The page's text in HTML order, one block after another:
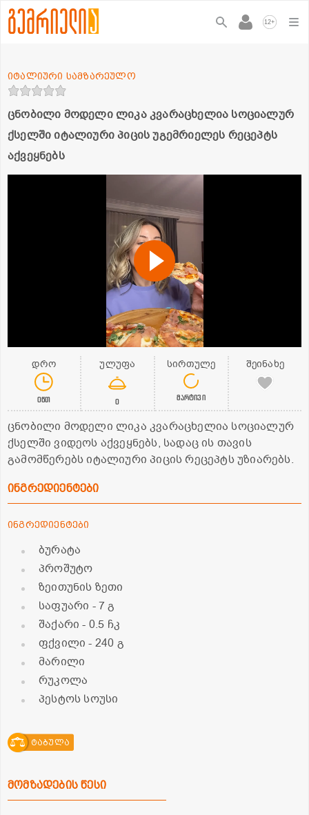
12+
ცნობილი მოდელი ლიკა კვარაცხელია სოციალურ
ქსელში იტალიური პიცის უგემრიელეს რეცეპტს
აქვეყნებს
იტალიური სამზარეულო
დრო
0წთ
ულუფა
0
სირთულე
მარტივი
შეინახე
ცნობილი მოდელი ლიკა კვარაცხელია სოციალურ
ქსელში ვიდეოს აქვეყნებს, სადაც ის თავის
გამომწერებს იტალიური პიცის რეცეპტს უზიარებს.
ინგრედიენტები
ინგრედიენტები
ბურატა
პროშუტო
ზეითუნის ზეთი
საფუარი - 7 გ
შაქარი- 0.5 ჩკ
ფქვილი- 240 გ
მარილი
რუკოლა
პესტოს სოუსი
ტაბულა
მომზადების წესი